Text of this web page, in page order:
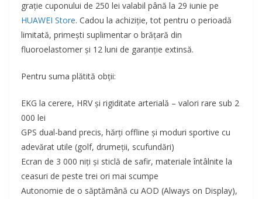
grație cuponului de 250 lei valabil până la 29 iunie pe
HUAWEI Store. Cadou la achiziție, tot pentru o perioadă
limitată, primești suplimentar o brățară din
fluoroelastomer și 12 luni de garanție extinsă.
Pentru suma plătită obții:
EKG la cerere, HRV și rigiditate arterială – valori rare sub 2
000 lei
GPS dual-band precis, hărți offline și moduri sportive cu
adevărat utile (golf, drumeții, scufundări)
Ecran de 3 000 niți și sticlă de safir, materiale întâlnite la
ceasuri de peste trei ori mai scumpe
Autonomie de o săptămână cu AOD (Always on Display),